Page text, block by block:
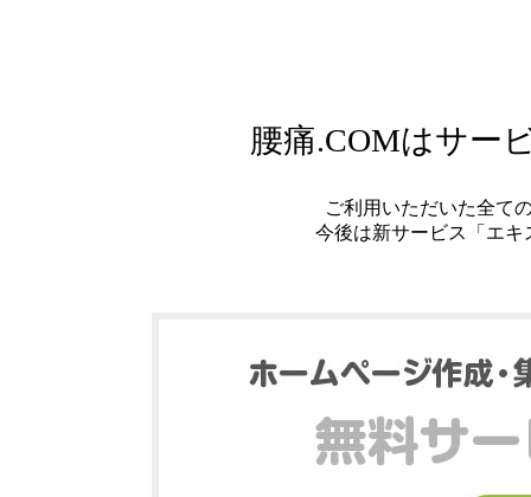
腰痛.COMはサー
ご利用いただいた全て
今後は新サービス「エ